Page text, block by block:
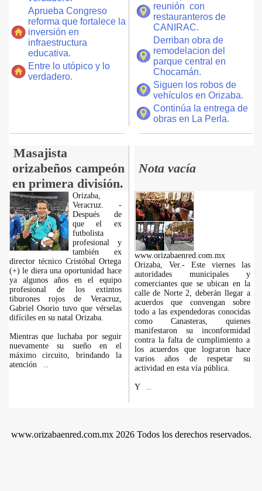
Aprueba Congreso
reforma que fortalece la
inversión en
infraestructura
educativa.
Entre lo utópico y lo
verdadero.
reunión con
restauranteros de
CANIRAC.
Derriban obra de
remodelacion del
parque central en
Chocamán.
Siguen los robos de
vehículos en Orizaba.
Continúa la entrega de
obras en La Perla.
Masajista
orizabeños campeón
en primera división.
Nota vacía
Orizaba,
Veracruz. -
Después de
que el ex
futbolista
profesional y
también ex
director técnico Cristóbal Ortega
(+) le diera una oportunidad hace
ya algunos años en el equipo
profesional de los extintos
tiburones rojos de Veracruz,
Gabriel Osorio tuvo que vérselas
difíciles en su natal Orizaba.
Mientras que luchaba por seguir
nuevamente su sueño en el
máximo circuito, brindando la
atención
www.orizabaenred.com.mx
Orizaba, Ver.- Este viernes las
autoridades municipales y
comerciantes que se ubican en la
calle de Norte 2, deberán llegar a
acuerdos que convengan sobre
todo a las expendedoras conocidas
como Canasteras, quienes
manifestaron su inconformidad
contra la falta de cumplimiento a
los acuerdos que lograron hace
varios años de respetar su
actividad en esta vía pública.
Y
www.orizabaenred.com.mx 2026 Todos los derechos reservados.